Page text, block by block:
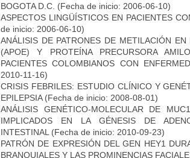
BOGOTA D.C. (Fecha de inicio: 2006-06-10)
ASPECTOS LINGÜÍSTICOS EN PACIENTES
de inicio: 2006-06-10)
ANÁLISIS DE PATRONES DE METILACIÓN
(APOE) Y PROTEÍNA PRECURSORA
PACIENTES COLOMBIANOS CON
2010-11-16)
CRISIS FEBRILES: ESTUDIO CLÍNICO Y
EPILEPSIA(Fecha de inicio: 2008-08-01)
ANÁLISIS GENÉTICO-MOLECULAR DE
IMPLICADOS EN LA GÉNESIS DE
INTESTINAL (Fecha de inicio: 2010-09-23)
PATRÓN DE EXPRESIÓN DEL GEN HEY1
BRANQUIALES Y LAS PROMINENCIAS